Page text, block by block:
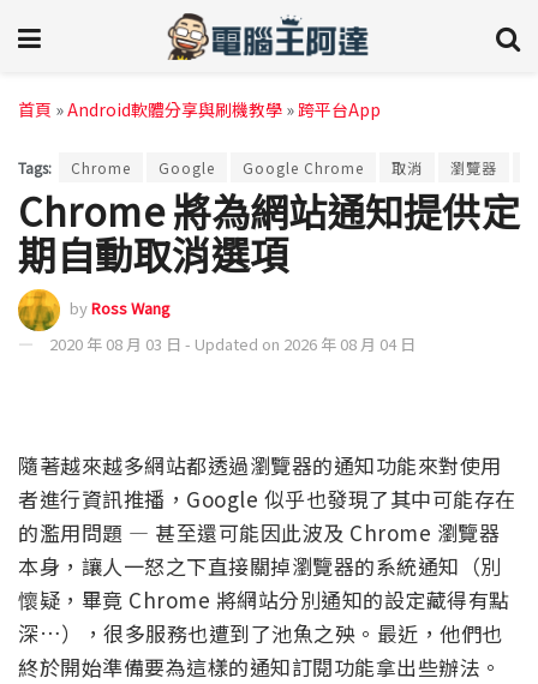
首頁 »Android軟體分享與刷機教學 »跨平台App
Tags: Chrome Google Google Chrome 取消 瀏覽器
Chrome 將為網站通知提供定
期自動取消選項
byRoss Wang
2020 年 08 月 03 日 - Updated on 2026 年 08 月 04 日
隨著越來越多網站都透過瀏覽器的通知功能來對使用
者進行資訊推播，Google 似乎也發現了其中可能存在
的濫用問題 — 甚至還可能因此波及 Chrome 瀏覽器
本身，讓人一怒之下直接關掉瀏覽器的系統通知（別
懷疑，畢竟 Chrome 將網站分別通知的設定藏得有點
深…），很多服務也遭到了池魚之殃。最近，他們也
終於開始準備要為這樣的通知訂閱功能拿出些辦法。